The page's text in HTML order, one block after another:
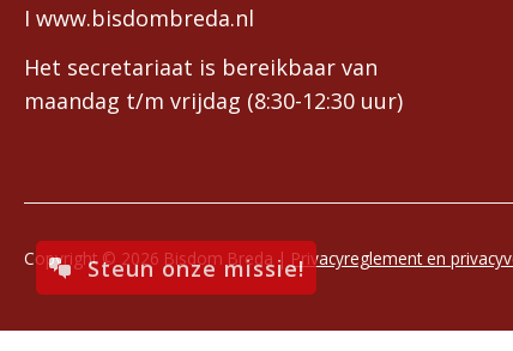
I www.bisdombreda.nl
Het secretariaat is bereikbaar van
maandag t/m vrijdag (8:30-12:30 uur)
Copyright © 2026 Bisdom Breda | Privacyreglement en
Steun onze missie!